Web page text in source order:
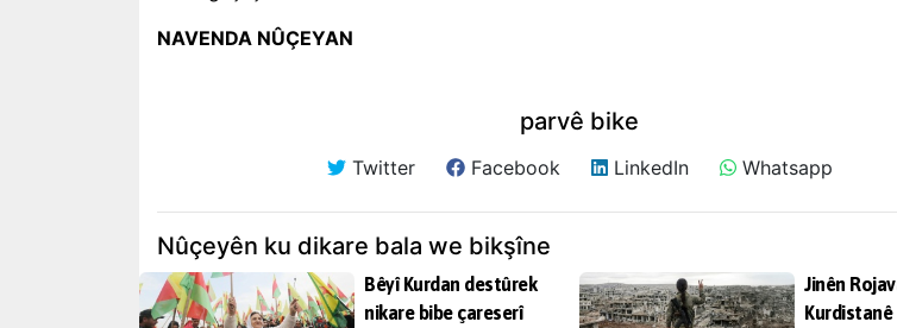
NAVENDA NÛÇEYAN
parvê bike
Twitter Facebook LinkedIn Whatsapp
Nûçeyên ku dikare bala we bikşîne
Bêyî Kurdan destûrek
nikare bibe çareserî
Jinên
Kurdistanê